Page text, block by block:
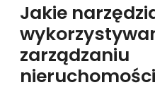
Jakie
zarządzaniu